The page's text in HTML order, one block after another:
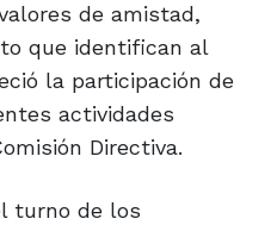
de amistad,
que identifican al
la participación de
actividades
Directiva.
turno de los